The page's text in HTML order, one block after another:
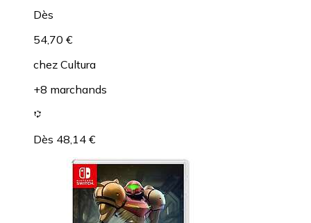
Dès
54,70 €
chez Cultura
+8 marchands
Dès 48,14 €